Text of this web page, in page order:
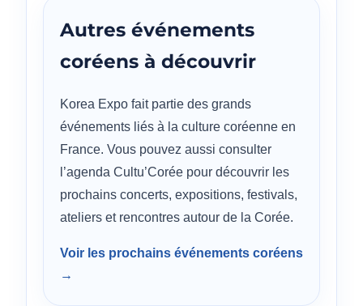
Autres événements
coréens à découvrir
Korea Expo fait partie des grands
événements liés à la culture coréenne en
France. Vous pouvez aussi consulter
l’agenda Cultu’Corée pour découvrir les
prochains concerts, expositions, festivals,
ateliers et rencontres autour de la Corée.
Voir les prochains événements coréens
→